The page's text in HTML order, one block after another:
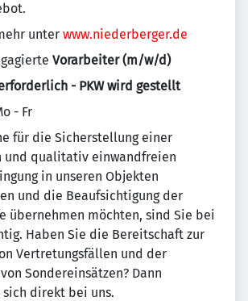
unter www.niederberger.de
Vorarbeiter (m/w/d)
- PKW wird gestellt
- Fr
für die Sicherstellung einer
und qualitativ einwandfreien
in unseren Objekten
und die Beaufsichtigung der
übernehmen möchten, sind Sie bei
Haben Sie die Bereitschaft zur
Vertretungsfällen und der
Sondereinsätzen? Dann
sich direkt bei uns.